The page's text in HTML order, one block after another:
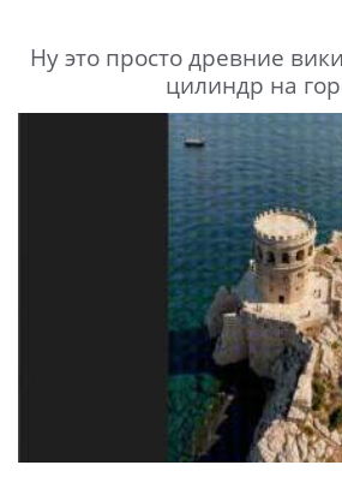
Ну это просто древние
цилиндр на